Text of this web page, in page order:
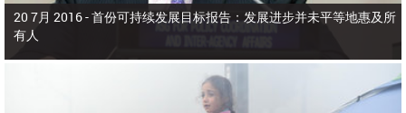
20 7月 2016 -首份可持续发展目标报告：发展进步并未平等地惠及所
有人